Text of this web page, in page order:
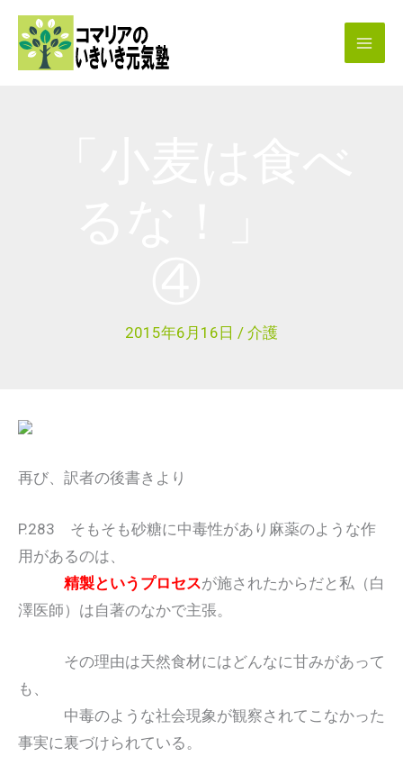
2015年6月16日 / 介護
再び、訳者の後書きより
P.283 そもそも砂糖に中毒性があり麻薬のような作
用があるのは、
精製というプロセスが施されたからだと私（白
澤医師）は自著のなかで主張。
その理由は天然食材にはどんなに甘みがあって
も、
中毒のような社会現象が観察されてこなかった
事実に裏づけられている。